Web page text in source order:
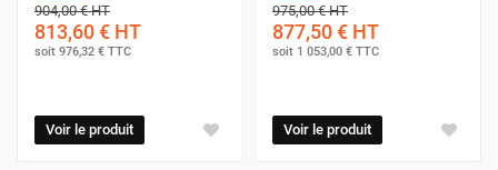
904,00 €HT
813,60 € HT
soit 976,32 € TTC
Voir le produit
975,00 €HT
877,50 € HT
soit 1 053,00 € TTC
Voir le produit